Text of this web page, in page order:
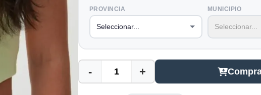
PROVINCIA MUNICIPIO
- +